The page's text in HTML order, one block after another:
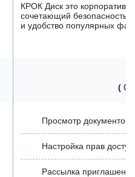
КРОК Диск это
сочетающий безопасность
и удобство популярных
( 0
Просмотр документов
Настройка прав
Рассылка